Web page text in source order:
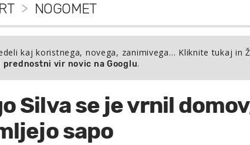
> NOGOMET
kaj koristnega, novega, zanimivega… Kliknite tukaj in
prednostni vir novic na Googlu.
Silva se je vrnil
sapo